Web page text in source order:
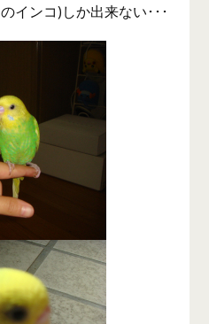
インコ)しか出来ない･･･